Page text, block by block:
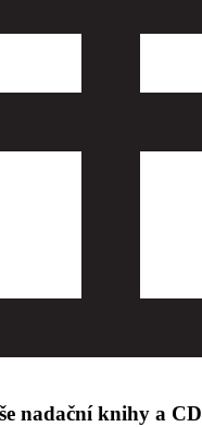
nadační knihy a CD